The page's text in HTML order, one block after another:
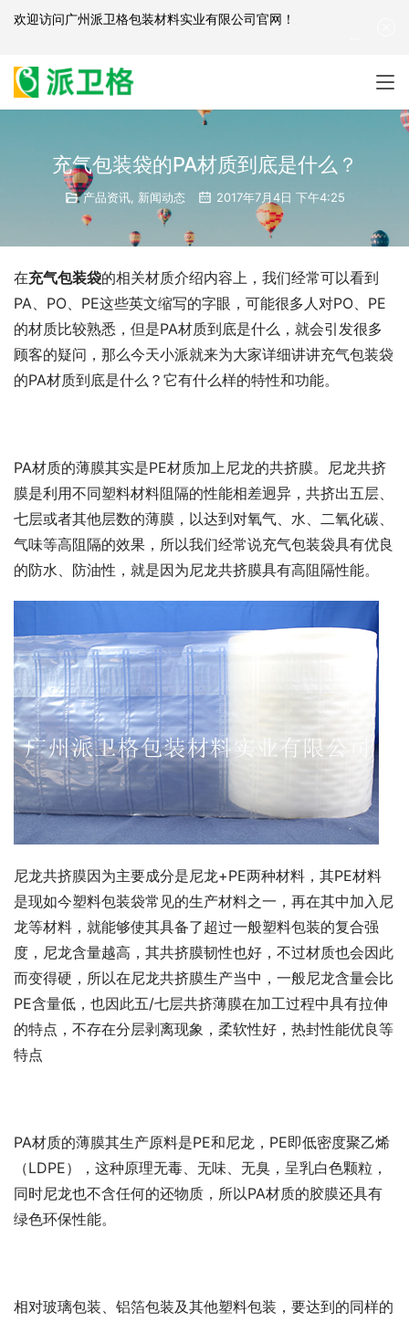
充气包装袋的PA材质到底是什么？
产品资讯, 新闻动态 2017年7月4日 下午4:25
在充气包装袋的相关材质介绍内容上，我们经常可以看到
PA、PO、PE这些英文缩写的字眼，可能很多人对PO、PE
的材质比较熟悉，但是PA材质到底是什么，就会引发很多
顾客的疑问，那么今天小派就来为大家详细讲讲充气包装袋
的PA材质到底是什么？它有什么样的特性和功能。
PA材质的薄膜其实是PE材质加上尼龙的共挤膜。尼龙共挤
膜是利用不同塑料材料阻隔的性能相差迥异，共挤出五层、
七层或者其他层数的薄膜，以达到对氧气、水、二氧化碳、
气味等高阻隔的效果，所以我们经常说充气包装袋具有优良
的防水、防油性，就是因为尼龙共挤膜具有高阻隔性能。
尼龙共挤膜因为主要成分是尼龙+PE两种材料，其PE材料
是现如今塑料包装袋常见的生产材料之一，再在其中加入尼
龙等材料，就能够使其具备了超过一般塑料包装的复合强
度，尼龙含量越高，其共挤膜韧性也好，不过材质也会因此
而变得硬，所以在尼龙共挤膜生产当中，一般尼龙含量会比
PE含量低，也因此五/七层共挤薄膜在加工过程中具有拉伸
的特点，不存在分层剥离现象，柔软性好，热封性能优良等
特点
PA材质的薄膜其生产原料是PE和尼龙，PE即低密度聚乙烯
（LDPE），这种原理无毒、无味、无臭，呈乳白色颗粒，
同时尼龙也不含任何的还物质，所以PA材质的胶膜还具有
绿色环保性能。
相对玻璃包装、铝箔包装及其他塑料包装，要达到的同样的
欢迎访问广州派卫格包装材料实业有限公司官网 ！